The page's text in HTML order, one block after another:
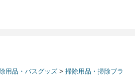
用品・バスグッズ > 掃除用品・掃除ブラ